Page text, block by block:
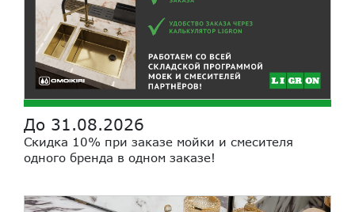
До 31.08.2026
Скидка 10% при заказе мойки и смесителя
одного бренда в одном заказе!